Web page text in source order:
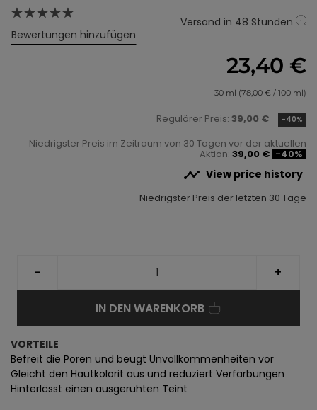
Bewertungen hinzufügen
Versand in 48 Stunden
23,40 €
30 ml (78,00 € / 100 ml)
Regulärer Preis: 39,00 € -40%
Niedrigster Preis im Zeitraum von 30 Tagen vor der aktuellen
Aktion: 39,00 € -40%
 View price history
Niedrigster Preis der letzten 30 Tage
- +
IN DEN WARENKORB
VORTEILE
Befreit die Poren und beugt Unvollkommenheiten vor
Gleicht den Hautkolorit aus und reduziert Verfärbungen
Hinterlässt einen ausgeruhten Teint